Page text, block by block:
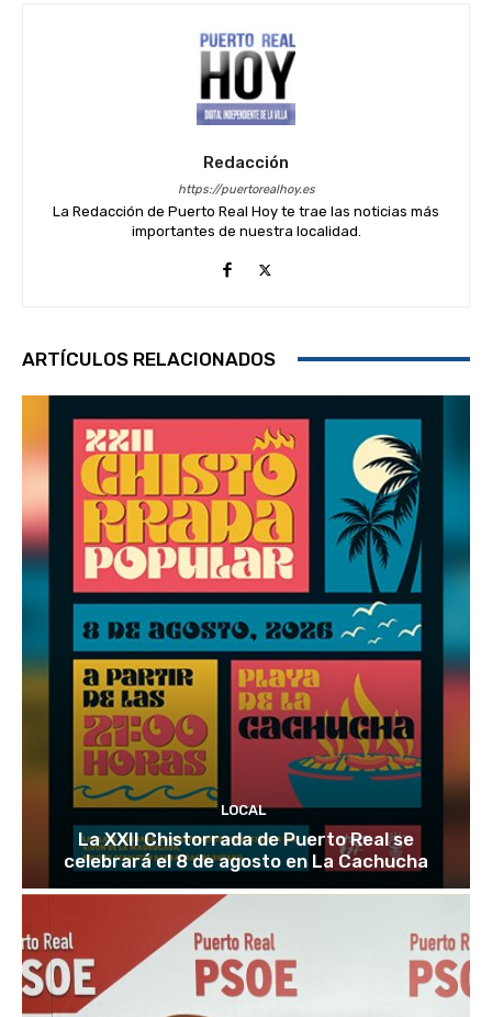
Redacción
https://puertorealhoy.es
La Redacción de Puerto Real Hoy te trae las noticias más
importantes de nuestra localidad.
ARTÍCULOS RELACIONADOS
LOCAL
La XXII Chistorrada de Puerto Real se
celebrará el 8 de agosto en La Cachucha